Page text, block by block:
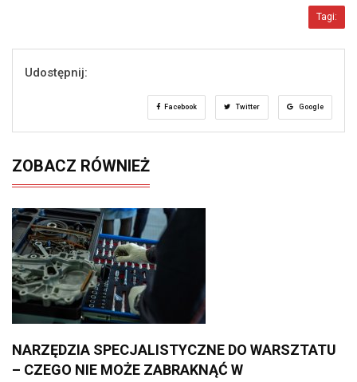
Tagi:
Udostępnij:
Facebook Twitter Google
ZOBACZ RÓWNIEŻ
NARZĘDZIA SPECJALISTYCZNE DO WARSZTATU
– CZEGO NIE MOŻE ZABRAKNĄĆ W